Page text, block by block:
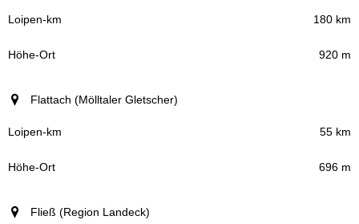
180 km
920 m
Flattach (Mölltaler Gletscher)
55 km
696 m
Fließ (Region Landeck)